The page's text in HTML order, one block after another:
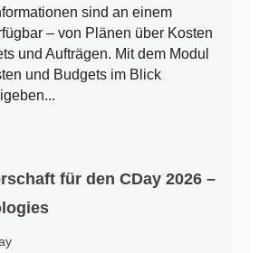
sind an einem
– von Plänen über Kosten
und Aufträgen. Mit dem Modul
und Budgets im Blick
für den CDay 2026 –